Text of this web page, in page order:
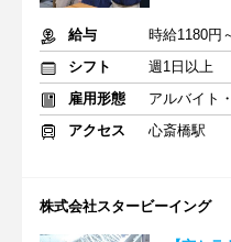
給与
時給1180
シフト
週1日以上
雇用形態
アルバイト
アクセス
心斎橋駅
株式会社スタービーイング